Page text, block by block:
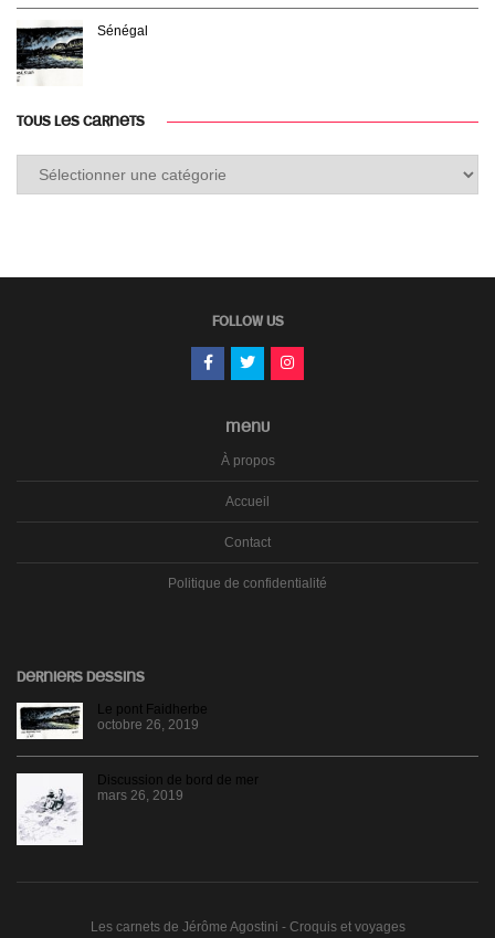
Sénégal
TOUS LES CARNETS
FOLLOW US
MENU
À propos
Accueil
Contact
Politique de confidentialité
DERNIERS DESSINS
Le pont Faidherbe
octobre 26, 2019
Discussion de bord de mer
mars 26, 2019
Les carnets de Jérôme Agostini - Croquis et voyages